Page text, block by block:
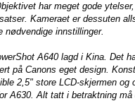
har meget gode
Kameraet er dessuten
nødvendige innstillinger.
A640 lagd i Kina. Det
på Canons eget design.
2,5" store LCD-skjermen og
A630. Alt tatt i betraktning